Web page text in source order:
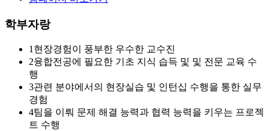
학부자랑
1 현장경험이 풍부한 우수한 교수진
2융합전공에 필요한 기초 지식 습득 및 및 전문 교육 수
행
3관련 분야에서의 현장실습 및 인턴십 수행을 통한 실무
경험
4팀을 이뤄 문제 해결 능력과 협력 능력을 키우는 프로젝
트 수행